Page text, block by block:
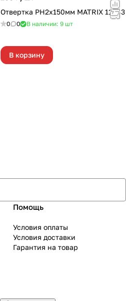
Отвертка PH2х150мм MATRIX 11443
0 0 В наличии: 9 шт
В корзину
Помощь
Условия оплаты
Условия доставки
Гарантия на товар